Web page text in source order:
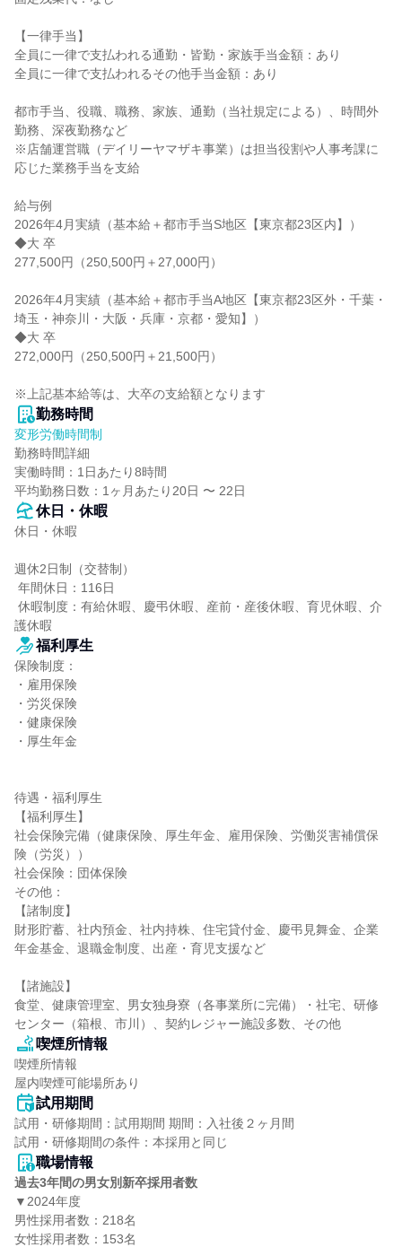
【一律手当】
全員に一律で支払われる通勤・皆勤・家族手当金額：あり
全員に一律で支払われるその他手当金額：あり
都市手当、役職、職務、家族、通勤（当社規定による）、時間外
勤務、深夜勤務など
※店舗運営職（デイリーヤマザキ事業）は担当役割や人事考課に
応じた業務手当を支給
給与例
2026年4月実績（基本給＋都市手当S地区【東京都23区内】）
◆大 卒
277,500円（250,500円＋27,000円）
2026年4月実績（基本給＋都市手当A地区【東京都23区外・千葉・
埼玉・神奈川・大阪・兵庫・京都・愛知】）
◆大 卒
272,000円（250,500円＋21,500円）
※上記基本給等は、大卒の支給額となります
勤務時間
変形労働時間制
勤務時間詳細
実働時間：1日あたり8時間
平均勤務日数：1ヶ月あたり20日 〜 22日
休日・休暇
休日・休暇
週休2日制（交替制）
護休暇
福利厚生
保険制度：
・雇用保険
・労災保険
・健康保険
・厚生年金
待遇・福利厚生
【福利厚生】
社会保険完備（健康保険、厚生年金、雇用保険、労働災害補償保
険（労災））
社会保険：団体保険
その他：
【諸制度】
財形貯蓄、社内預金、社内持株、住宅貸付金、慶弔見舞金、企業
年金基金、退職金制度、出産・育児支援など
【諸施設】
食堂、健康管理室、男女独身寮（各事業所に完備）・社宅、研修
センター（箱根、市川）、契約レジャー施設多数、その他
喫煙所情報
喫煙所情報
屋内喫煙可能場所あり
試用期間
試用・研修期間：試用期間 期間：入社後２ヶ月間
職場情報
過去3年間の男女別新卒採用者数
▼2024年度
男性採用者数：218名
女性採用者数：153名